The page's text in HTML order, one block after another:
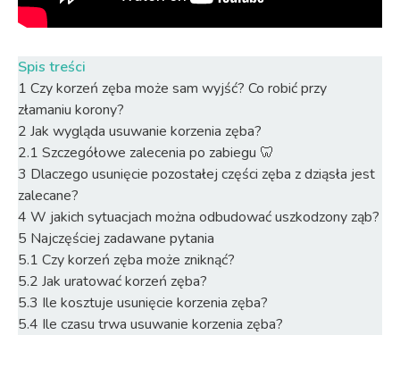
Spis treści
1 Czy korzeń zęba może sam wyjść? Co robić przy
złamaniu korony?
2 Jak wygląda usuwanie korzenia zęba?
2.1 Szczegółowe zalecenia po zabiegu 🦷
3 Dlaczego usunięcie pozostałej części zęba z dziąsła jest
zalecane?
4 W jakich sytuacjach można odbudować uszkodzony ząb?
5 Najczęściej zadawane pytania
5.1 Czy korzeń zęba może zniknąć?
5.2 Jak uratować korzeń zęba?
5.3 Ile kosztuje usunięcie korzenia zęba?
5.4 Ile czasu trwa usuwanie korzenia zęba?